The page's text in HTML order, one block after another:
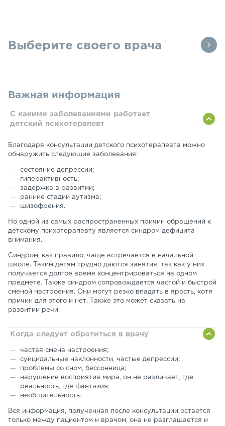
Выберите своего врача
Важная информация
С какими заболеваниями работает
детский психотерапевт
Благодаря консультации детского психотерапевта можно
обнаружить следующие заболевания:
состояние депрессии;
гиперактивность;
задержка в развитии;
ранние стадии аутизма;
шизофрения.
Но одной из самых распространенных причин обращений к
детскому психотерапевту является синдром дефицита
внимания.
Синдром, как правило, чаще встречается в начальной
школе. Таким детям трудно даются занятия, так как у них
получается долгое время концентрироваться на одном
предмете. Также синдром сопровождается частой и быстрой
сменой настроения. Они могут резко впадать в ярость, хотя
причин для этого и нет. Также это может сказать на
развитии речи.
Когда следует обратиться в врачу
частая смена настроения;
суицидальные наклонности, частые депрессии;
проблемы со сном, бессонница;
нарушение восприятия мира, он не различает, где
реальность, где фантазия;
необщительность.
Вся информация, полученная после консультации остается
только между пациентом и врачом, она не разглашается и